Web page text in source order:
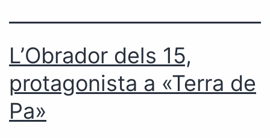
L’Obrador dels 15,
protagonista a «Terra de
Pa»